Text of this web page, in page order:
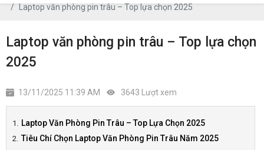
Laptop văn phòng pin trâu – Top lựa chọn 2025
Laptop văn phòng pin trâu – Top lựa chọn
2025
13/11/2025 11:39 AM 3643 Lượt xem
Laptop Văn Phòng Pin Trâu – Top Lựa Chọn 2025
Tiêu Chí Chọn Laptop Văn Phòng Pin Trâu Năm 2025